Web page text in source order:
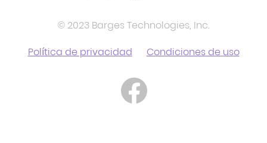
© 2023 Barges Technologies, Inc.
Política de privacidad
Condiciones de uso